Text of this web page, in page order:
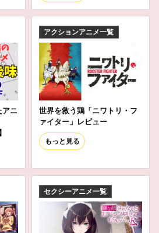
アニ
アクションアニメ一覧
世界を救う鶏「ニワトリ・フ
ァイター」レビュー
もっと見る
セクシーアニメ一覧